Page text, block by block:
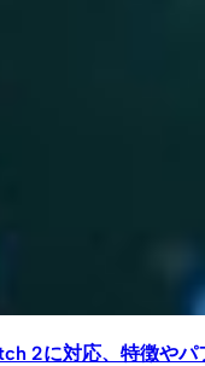
2に対応、特徴や